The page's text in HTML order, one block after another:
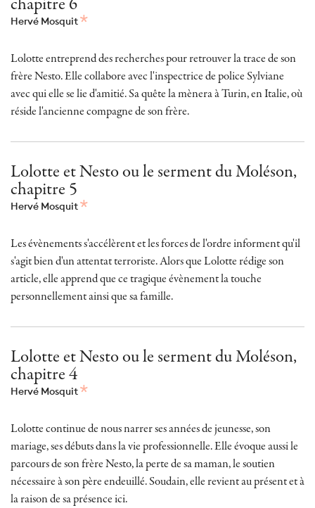
Hervé Mosquit
Lolotte entreprend des recherches pour retrouver la trace de son
frère Nesto. Elle collabore avec l'inspectrice de police Sylviane
avec qui elle se lie d'amitié. Sa quête la mènera à Turin, en Italie, où
réside l'ancienne compagne de son frère.
Lolotte et Nesto ou le serment du Moléson,
chapitre 5
Hervé Mosquit
Les évènements s'accélèrent et les forces de l'ordre informent qu'il
s'agit bien d'un attentat terroriste. Alors que Lolotte rédige son
article, elle apprend que ce tragique évènement la touche
personnellement ainsi que sa famille.
Lolotte et Nesto ou le serment du Moléson,
chapitre 4
Hervé Mosquit
Lolotte continue de nous narrer ses années de jeunesse, son
mariage, ses débuts dans la vie professionnelle. Elle évoque aussi le
parcours de son frère Nesto, la perte de sa maman, le soutien
nécessaire à son père endeuillé. Soudain, elle revient au présent et à
la raison de sa présence ici.